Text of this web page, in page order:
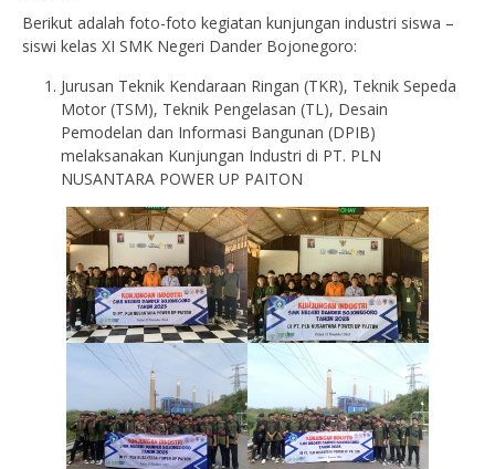
Berikut adalah foto-foto kegiatan kunjungan industri siswa –
siswi kelas XI SMK Negeri Dander Bojonegoro:
Jurusan Teknik Kendaraan Ringan (TKR), Teknik Sepeda
Motor (TSM), Teknik Pengelasan (TL), Desain
Pemodelan dan Informasi Bangunan (DPIB)
melaksanakan Kunjungan Industri di PT. PLN
NUSANTARA POWER UP PAITON